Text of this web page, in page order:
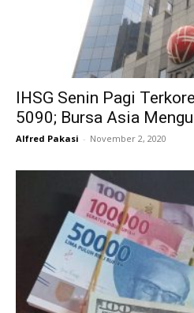
IHSG Senin Pagi
5090; Bursa Asia
Alfred Pakasi - November 2, 2020